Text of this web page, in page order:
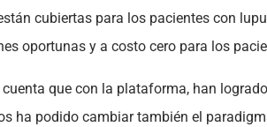
cubiertas para los pacientes con
oportunas y a costo cero para los
que con la plataforma, han
ha podido cambiar también el